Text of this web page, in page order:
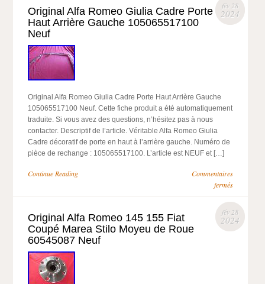
fév 28
2024
Original Alfa Romeo Giulia Cadre Porte
Haut Arrière Gauche 105065517100
Neuf
Original Alfa Romeo Giulia Cadre Porte Haut Arrière Gauche
105065517100 Neuf. Cette fiche produit a été automatiquement
traduite. Si vous avez des questions, n’hésitez pas à nous
contacter. Descriptif de l’article. Véritable Alfa Romeo Giulia
Cadre décoratif de porte en haut à l’arrière gauche. Numéro de
pièce de rechange : 105065517100. L’article est NEUF et […]
Continue Reading
Commentaires
fermés
fév 28
2024
Original Alfa Romeo 145 155 Fiat
Coupé Marea Stilo Moyeu de Roue
60545087 Neuf